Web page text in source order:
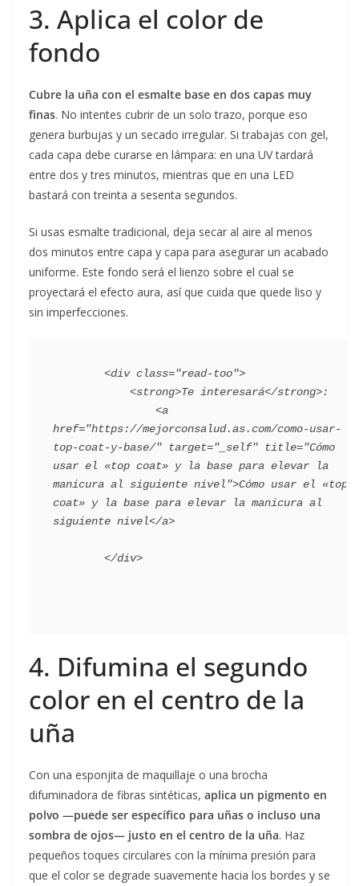
3. Aplica el color de
fondo
Cubre la uña con el esmalte base en dos capas muy
finas. No intentes cubrir de un solo trazo, porque eso
genera burbujas y un secado irregular. Si trabajas con gel,
cada capa debe curarse en lámpara: en una UV tardará
entre dos y tres minutos, mientras que en una LED
bastará con treinta a sesenta segundos.
Si usas esmalte tradicional, deja secar al aire al menos
dos minutos entre capa y capa para asegurar un acabado
uniforme. Este fondo será el lienzo sobre el cual se
proyectará el efecto aura, así que cuida que quede liso y
sin imperfecciones.
href="https://mejorconsalud.as.com/como-usar-
top-coat-y-base/" target="_self" title="Cómo
usar el «top coat» y la base para elevar la
manicura al siguiente nivel">Cómo usar el «top
coat» y la base para elevar la manicura al
siguiente nivel</a>
4. Difumina el segundo
color en el centro de la
uña
Con una esponjita de maquillaje o una brocha
difuminadora de fibras sintéticas, aplica un pigmento en
polvo —puede ser específico para uñas o incluso una
sombra de ojos— justo en el centro de la uña. Haz
pequeños toques circulares con la mínima presión para
que el color se degrade suavemente hacia los bordes y se